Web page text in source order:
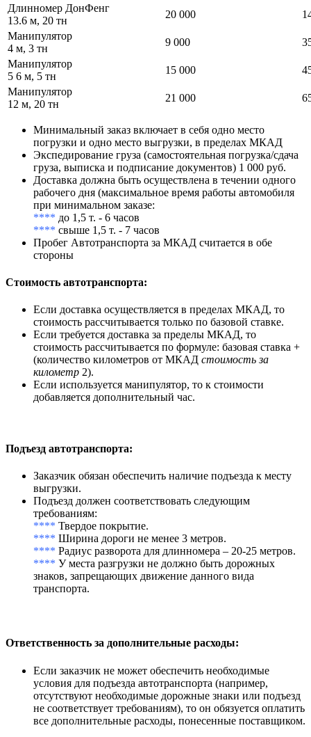
Длинномер ДонФенг
13.6 м, 20 тн
20 000
Манипулятор
4 м, 3 тн
9 000
Манипулятор
5 6 м, 5 тн
15 000
Манипулятор
12 м, 20 тн
21 000
Минимальный заказ включает в себя одно место
погрузки и одно место выгрузки, в пределах МКАД
Экспедирование груза (самостоятельная погрузка/сдача
груза, выписка и подписание документов) 1 000 руб.
Доставка должна быть осуществлена в течении одного
рабочего дня (максимальное время работы автомобиля
при минимальном заказе:
**** до 1,5 т. - 6 часов
**** свыше 1,5 т. - 7 часов
Пробег Автотранспорта за МКАД считается в обе
стороны
Стоимость автотранспорта:
Если доставка осуществляется в пределах МКАД, то
стоимость рассчитывается только по базовой ставке.
Если требуется доставка за пределы МКАД, то
стоимость рассчитывается по формуле: базовая ставка +
(количество километров от МКАД стоимость за
километр 2).
Если используется манипулятор, то к стоимости
добавляется дополнительный час.
Подъезд автотранспорта:
Заказчик обязан обеспечить наличие подъезда к месту
выгрузки.
Подъезд должен соответствовать следующим
требованиям:
**** Твердое покрытие.
**** Ширина дороги не менее 3 метров.
**** Радиус разворота для длинномера – 20-25 метров.
**** У места разгрузки не должно быть дорожных
знаков, запрещающих движение данного вида
транспорта.
Ответственность за дополнительные расходы:
Если заказчик не может обеспечить необходимые
условия для подъезда автотранспорта (например,
отсутствуют необходимые дорожные знаки или подъезд
не соответствует требованиям), то он обязуется оплатить
все дополнительные расходы, понесенные поставщиком.